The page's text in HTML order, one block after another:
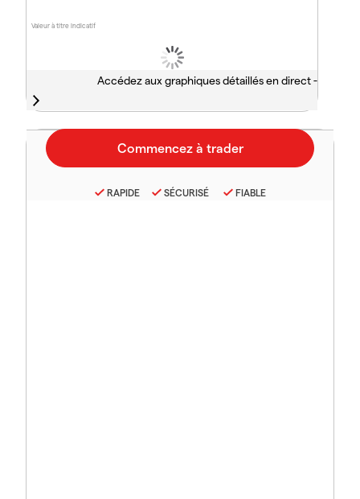
Valeur à titre indicatif
Accédez aux graphiques détaillés en direct -
RAPIDE SÉCURISÉ FIABLE